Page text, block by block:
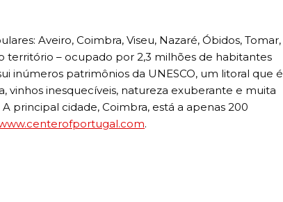
Aveiro, Coimbra, Viseu, Nazaré, Óbidos, Tomar,
território – ocupado por 2,3 milhões de habitantes
inúmeros patrimônios da UNESCO, um litoral que é
vinhos inesquecíveis, natureza exuberante e muita
principal cidade, Coimbra, está a apenas 200
com.